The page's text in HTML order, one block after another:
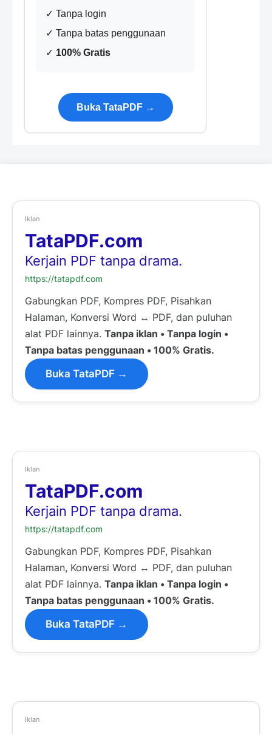
✓ Tanpa login
✓ Tanpa batas penggunaan
✓ 100% Gratis
Buka TataPDF →
Iklan
TataPDF.com
Kerjain PDF tanpa drama.
https://tatapdf.com
Gabungkan PDF, Kompres PDF, Pisahkan
Halaman, Konversi Word ↔ PDF, dan puluhan
alat PDF lainnya. Tanpa iklan • Tanpa login •
Tanpa batas penggunaan • 100% Gratis.
Buka TataPDF →
Iklan
TataPDF.com
Kerjain PDF tanpa drama.
https://tatapdf.com
Gabungkan PDF, Kompres PDF, Pisahkan
Halaman, Konversi Word ↔ PDF, dan puluhan
alat PDF lainnya. Tanpa iklan • Tanpa login •
Tanpa batas penggunaan • 100% Gratis.
Buka TataPDF →
Iklan